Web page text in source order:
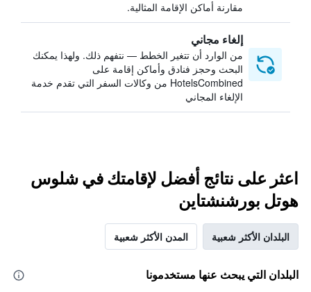
مقارنة أماكن الإقامة المثالية.
إلغاء مجاني
من الوارد أن تتغير الخطط — نتفهم ذلك. ولهذا يمكنك
البحث وحجز فنادق وأماكن إقامة على
HotelsCombined من وكالات السفر التي تقدم خدمة
الإلغاء المجاني
اعثر على نتائج أفضل لإقامتك في شلوس
هوتل بورشنشتاين
البلدان الأكثر شعبية المدن الأكثر شعبية
البلدان التي يبحث عنها مستخدمونا